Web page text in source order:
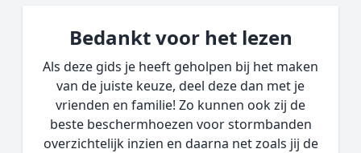
Bedankt voor het lezen
Als deze gids je heeft geholpen bij het maken
van de juiste keuze, deel deze dan met je
vrienden en familie! Zo kunnen ook zij de
beste beschermhoezen voor stormbanden
overzichtelijk inzien en daarna net zoals jij de